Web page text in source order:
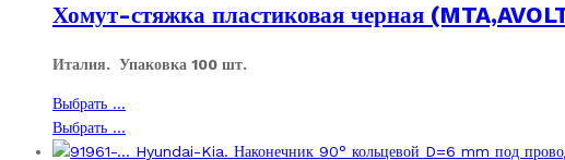
220 ₽
3700 ₽
Хомут-стяжка пластиковая черная
Италия. Упаковка 100 шт.
Выбрать ...
имеет
Выбрать ...
товар